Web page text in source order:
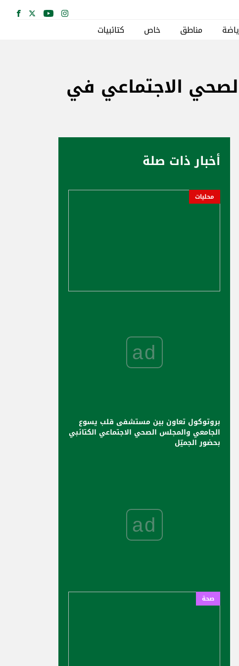
مناطق خاص كتائبيات
الاجتماعي في
أخبار ذات صلة
محليات
ad
بروتوكول تعاون بين مستشفى قلب يسوع
الجامعي والمجلس الصحي الاجتماعي الكتائبي
بحضور الجميّل
ad
صحة